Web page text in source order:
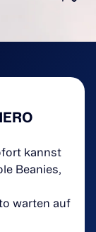
kannst
Beanies,
warten auf